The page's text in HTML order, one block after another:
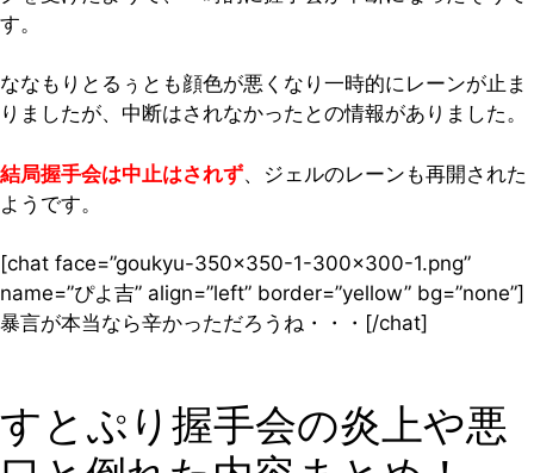
す。
ななもりとるぅとも顔色が悪くなり一時的にレーンが止ま
りましたが、中断はされなかったとの情報がありました。
結局握手会は中止はされず、ジェルのレーンも再開された
ようです。
[chat face=”goukyu-350×350-1-300×300-1.png”
name=”ぴよ吉” align=”left” border=”yellow” bg=”none”]
暴言が本当なら辛かっただろうね・・・[/chat]
すとぷり握手会の炎上や悪